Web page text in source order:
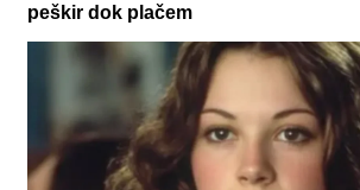
peškir dok plačem